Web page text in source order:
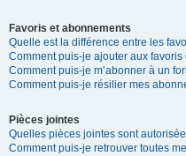
Favoris et abonnements
Quelle est la différence entre les
Comment puis-je ajouter aux
Comment puis-je m’abonner à un
Comment puis-je résilier mes
Pièces jointes
Quelles pièces jointes sont
Comment puis-je retrouver toutes